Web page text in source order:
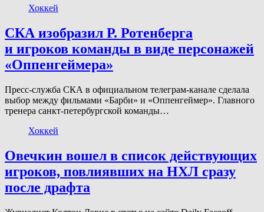
Хоккей
СКА изобразил Р. Ротенберга
и игроков команды в виде персонажей
«Оппенгеймера»
Пресс-служба СКА в официальном телеграм-канале сделала
выбор между фильмами «Барби» и «Оппенгеймер». Главного
тренера санкт-петербургской команды…
Хоккей
Овечкин вошел в список действующих
игроков, повлиявших на НХЛ сразу
после драфта